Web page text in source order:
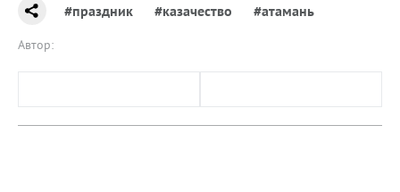
#праздник #казачество #атамань
Автор: